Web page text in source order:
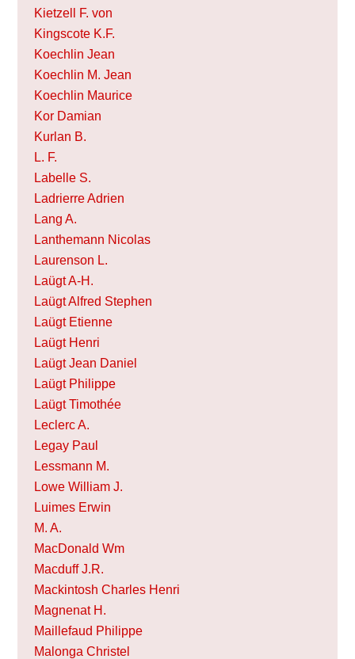
Kietzell F. von
Kingscote K.F.
Koechlin Jean
Koechlin M. Jean
Koechlin Maurice
Kor Damian
Kurlan B.
L. F.
Labelle S.
Ladrierre Adrien
Lang A.
Lanthemann Nicolas
Laurenson L.
Laügt A-H.
Laügt Alfred Stephen
Laügt Etienne
Laügt Henri
Laügt Jean Daniel
Laügt Philippe
Laügt Timothée
Leclerc A.
Legay Paul
Lessmann M.
Lowe William J.
Luimes Erwin
M. A.
MacDonald Wm
Macduff J.R.
Mackintosh Charles Henri
Magnenat H.
Maillefaud Philippe
Malonga Christel